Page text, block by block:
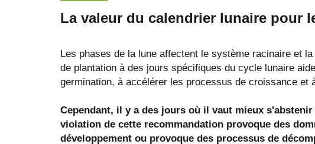
La valeur du calendrier lunaire pour
Les phases de la lune affectent le système racinaire et
de plantation à des jours spécifiques du cycle lunaire
germination, à accélérer les processus de croissance et
Cependant, il y a des jours où il vaut mieux
violation de cette recommandation provoque des
développement ou provoque des processus de